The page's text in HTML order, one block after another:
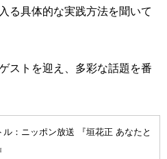
る具体的な実践方法を聞いて
ストを迎え、多彩な話題を番
ル：ニッポン放送 『垣花正 あなたと